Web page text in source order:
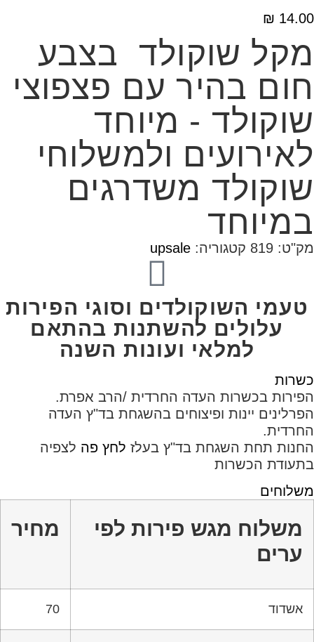
₪ 14.00
מקל שוקולד בצבע
חום בהיר עם פצפוצי
שוקולד - מיוחד
לאירועים ולמשלוחי
שוקולד משדרגים
במיוחד
מק"ט: 819 קטגוריה: upsale
טעמי השוקולדים וסוגי הפירות
עלולים להשתנות בהתאם
למלאי ועונות השנה
כשרות
הפירות בכשרות העדה החרדית /הרב אפרת.
הפרלינים יינות ופיצוחים בהשגחת בד"ץ העדה
החרדית.
החנות תחת השגחת בד"ץ בעלז לחץ פה לצפיה
בתעודת הכשרות
משלוחים
משלוח מגש פירות לפי
ערים
מחיר
אשדוד 70